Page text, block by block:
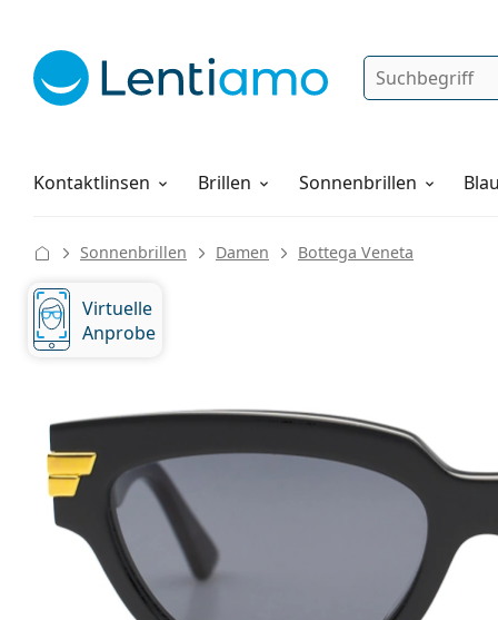
Suche
Kontaktlinsen
Pflegemittel Brillen Sonnenbrillen
Alles über den Einkauf
Sonnenbrillen Damen Bottega Veneta
Brillenbreite
Glasbreite
Virtuelle
Anprobe